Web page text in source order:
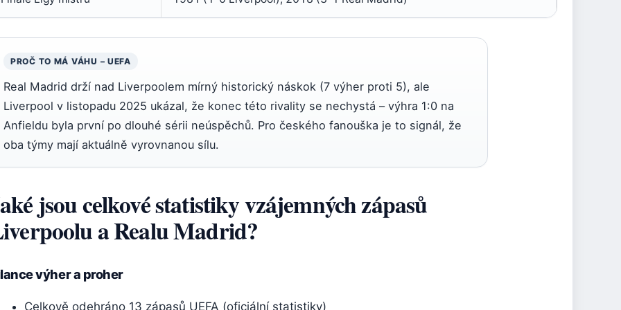
PROČ TO MÁ VÁHU – UEFA
Real Madrid drží nad Liverpoolem mírný historický náskok (7 výher proti 5), ale
Liverpool v listopadu 2025 ukázal, že konec této rivality se nechystá – výhra 1:0 na
Anfieldu byla první po dlouhé sérii neúspěchů. Pro českého fanouška je to signál, že
oba týmy mají aktuálně vyrovnanou sílu.
jsou celkové statistiky vzájemných zápasů
a Realu Madrid?
výher a proher
Celkově odehráno 13 zápasů UEFA (oficiální statistiky)